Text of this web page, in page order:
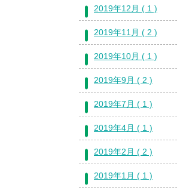
2019年12月 ( 1 )
2019年11月 ( 2 )
2019年10月 ( 1 )
2019年9月 ( 2 )
2019年7月 ( 1 )
2019年4月 ( 1 )
2019年2月 ( 2 )
2019年1月 ( 1 )